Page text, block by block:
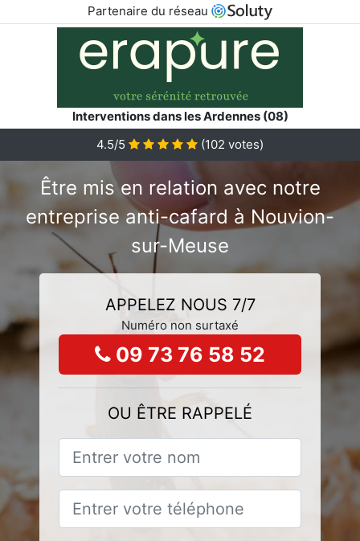
Partenaire du réseau
Interventions dans les Ardennes (08)
4.5/5
(102 votes)
Être mis en relation avec notre
entreprise anti-cafard à Nouvion-
sur-Meuse
APPELEZ NOUS 7/7
Numéro non surtaxé
09 73 76 58 52
OU ÊTRE RAPPELÉ